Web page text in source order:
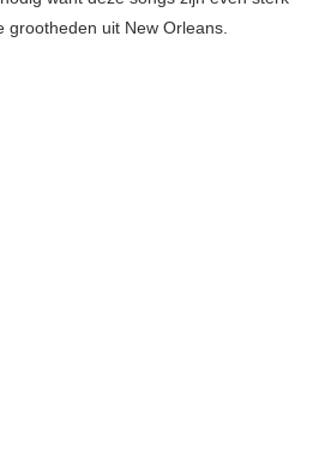
grootheden uit New Orleans.